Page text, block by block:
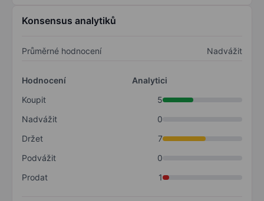
Konsensus analytiků
Průměrné hodnocení Nadvážit
Hodnocení
Analytici
Koupit
5
Nadvážit
0
Držet
7
Podvážit
0
Prodat
1